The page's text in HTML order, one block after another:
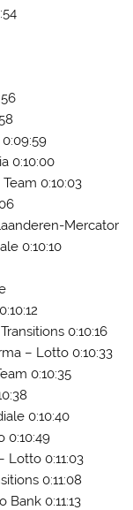
0:10:00
0:10:03
Mercator
0:10:10
0:10:16
– Lotto 0:10:33
0:10:35
0:10:40
0:10:49
Lotto 0:11:03
0:11:08
Bank 0:11:13